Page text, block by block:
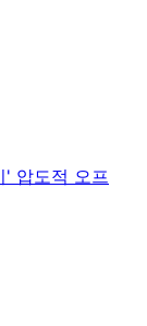
압도적 오프